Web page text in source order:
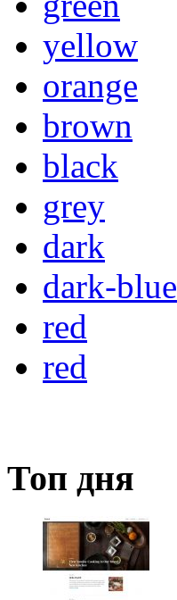
yellow
orange
brown
black
grey
dark
dark-blue
red
red
Топ дня